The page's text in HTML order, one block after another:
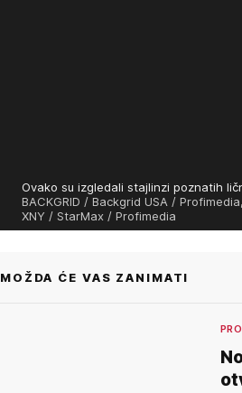
Ovako su izgledali stajlinzi poznatih
BACKGRID / Backgrid USA /
XNY / StarMax / Profimedia
MOŽDA ĆE VAS ZANIMATI